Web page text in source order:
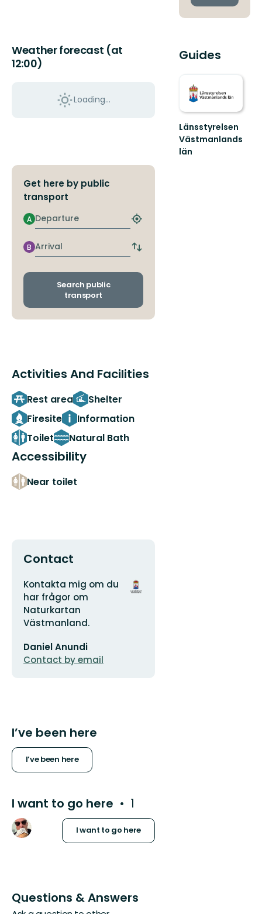
Weather forecast (at
12:00)
Loading...
Get here by public
transport
Departure
A
Find
stop
Arrival
B
Switch
and
Search public
transport
Activities And Facilities
Rest area
Shelter
Firesite
Information
Toilet
Natural Bath
Accessibility
Near toilet
Contact
Address
Kontakta mig om du
har frågor om
Naturkartan
Västmanland.
address
Daniel Anundi
Contact by email
Organization
logotype
I’ve been here
I’ve been here
I want to go here 1
I want to go here
Questions & Answers
Guides
Länsstyrelsen
Västmanlands
län